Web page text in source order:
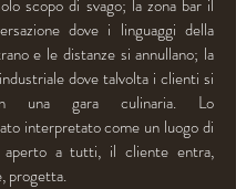
scopo di svago; la zona bar il
dove i linguaggi della
e le distanze si annullano; la
dove talvolta i clienti si
una gara culinaria. Lo
interpretato come un luogo di
a tutti, il cliente entra,
progetta.